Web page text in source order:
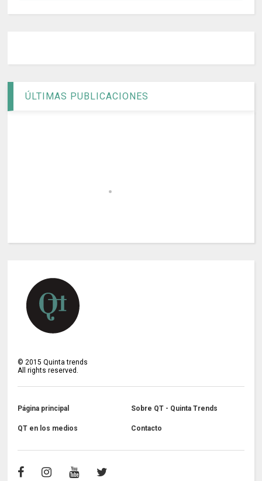
ÚLTIMAS PUBLICACIONES
©2015 Quinta trends
All rights reserved.
Página principal Sobre QT - Quinta Trends
QT en los medios Contacto